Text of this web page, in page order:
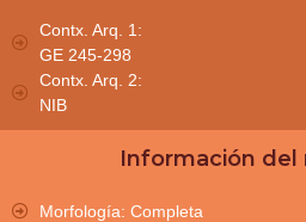
Contx. Arq. 1:
GE 245-298
Contx. Arq. 2:
NIB
Información del
Morfología: Completa